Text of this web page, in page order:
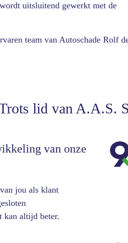
uitsluitend gewerkt met de
team van Autoschade Rolf
lid van A.A.S.
van onze
jou als klant
kan altijd beter.